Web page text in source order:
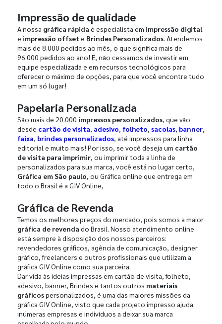
Impressão de qualidade
A nossa gráfica rápida é especialista em impressão digital
e impressão offset e Brindes Personalizados. Atendemos
mais de 8.000 pedidos ao mês, o que significa mais de
96.000 pedidos ao ano! E, não cessamos de investir em
equipe especializada e em recursos tecnológicos para
oferecer o máximo de opções, para que você encontre tudo
em um só lugar!
Papelaria Personalizada
São mais de 20.000 impressos personalizados, que vão
desde cartão de visita, adesivo, folheto, sacolas, banner,
faixa, brindes personalizados, até impressos para linha
editorial e muito mais! Por isso, se você deseja um cartão
de visita para imprimir, ou imprimir toda a linha de
personalizados para sua marca, você está no lugar certo,
Gráfica em São paulo, ou Gráfica online que entrega em
todo o Brasil é a GIV Online,
Gráfica de Revenda
Temos os melhores preços do mercado, pois somos a maior
gráfica de revenda do Brasil. Nosso atendimento online
está sempre à disposição dos nossos parceiros:
revendedores gráficos, agência de comunicação, designer
gráfico, freelancers e outros profissionais que utilizam a
gráfica GIV Online como sua parceira.
Dar vida às ideias impressas em cartão de visita, folheto,
adesivo, banner, Brindes e tantos outros materiais
gráficospersonalizados, é uma das maiores missões da
gráfica GIV Online, visto que cada projeto impresso ajuda
inúmeras empresas e indivíduos a deixar sua marca